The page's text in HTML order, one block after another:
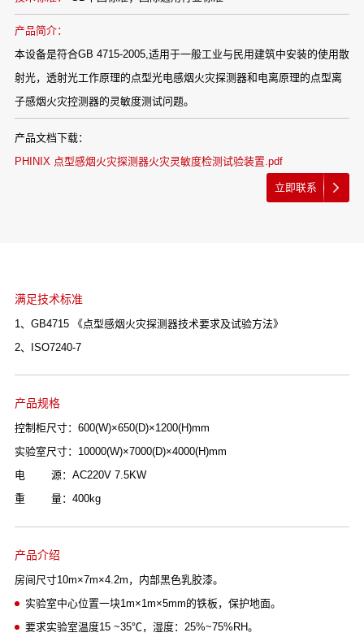
产品简介：
本设备是符合GB 4715-2005,适用于一般工业与民用建筑中安装的使用散
射光，透射光工作原理的点型光电感烟火灾探测器和电离原理的点型离
子感烟火灾控测器的灵敏度测试问题。
产品文档下载：
PHINIX 点型感烟火灾探测器火灾灵敏度检测试验装置.pdf
立即联系
满足技术标准
1、GB4715 《点型感烟火灾探测器技术要求及试验方法》
2、ISO7240-7
产品规格
控制柜尺寸：600(W)×650(D)×1200(H)mm
实验室尺寸：10000(W)×7000(D)×4000(H)mm
电 源：AC220V 7.5KW
重 量：400kg
产品介绍
房间尺寸10m×7m×4.2m，内部黑色乳胶漆。
实验室中心位置一块1m×1m×5mm的铁板，保护地面。
要求实验室温度15 ~35℃，湿度：25%~75%RH。